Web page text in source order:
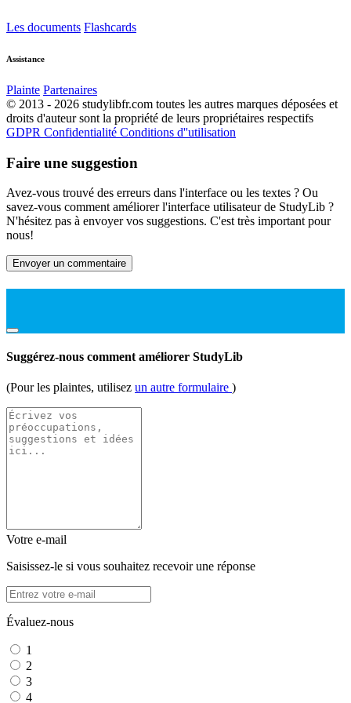
Les documents Flashcards
Assistance
Plainte Partenaires
© 2013 - 2026 studylibfr.com toutes les autres marques déposées et
droits d'auteur sont la propriété de leurs propriétaires respectifs
GDPR Confidentialité Conditions d''utilisation
Faire une suggestion
Avez-vous trouvé des erreurs dans l'interface ou les textes ? Ou
savez-vous comment améliorer l'interface utilisateur de StudyLib ?
N'hésitez pas à envoyer vos suggestions. C'est très important pour
nous!
Envoyer un commentaire
Suggérez-nous comment améliorer StudyLib
(Pour les plaintes, utilisez un autre formulaire )
Votre e-mail
Saisissez-le si vous souhaitez recevoir une réponse
Évaluez-nous
1
2
3
4